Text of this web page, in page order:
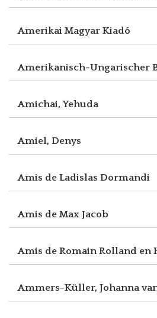
Amerikai Magyar Kiadó
Amerikanisch-Ungarischer
Amichai, Yehuda
Amiel, Denys
Amis de Ladislas Dormandi
Amis de Max Jacob
Amis de Romain Rolland en
Ammers-Küller, Johanna